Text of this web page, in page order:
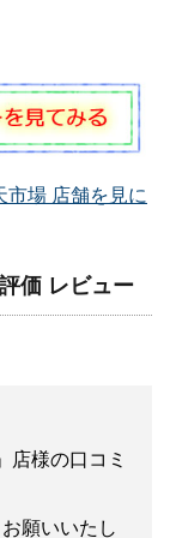
市場 店舗を見に
価 レビュー
店様の口コミ
願いいたし